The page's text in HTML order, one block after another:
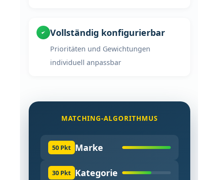
Vollständig konfigurierbar
Prioritäten und Gewichtungen
individuell anpassbar
MATCHING-ALGORITHMUS
50 Pkt Marke
30 Pkt Kategorie